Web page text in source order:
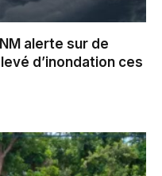
alerte sur de
d’inondation ces